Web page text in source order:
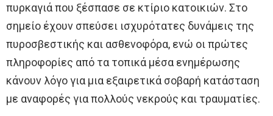
πυρκαγιά που ξέσπασε σε κτίριο κατοικιών. Στο
σημείο έχουν σπεύσει ισχυρότατες δυνάμεις της
πυροσβεστικής και ασθενοφόρα, ενώ οι πρώτες
πληροφορίες από τα τοπικά μέσα ενημέρωσης
κάνουν λόγο για μια εξαιρετικά σοβαρή κατάσταση
με αναφορές για πολλούς νεκρούς και τραυματίες.